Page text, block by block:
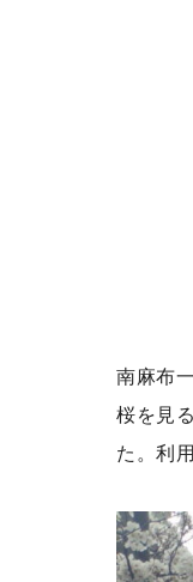
南麻布
桜を見
た。利